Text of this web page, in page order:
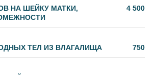
НА ШЕЙКУ МАТКИ,
4 500
ТЕЛ ИЗ ВЛАГАЛИЩА 750